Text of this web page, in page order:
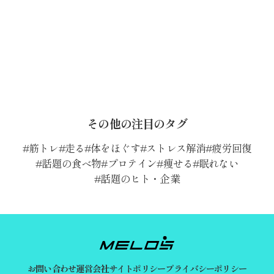
その他の注目のタグ
筋トレ 走る 体をほぐす ストレス解消 疲労回復
話題の食べ物 プロテイン 痩せる 眠れない
話題のヒト・企業
お問い合わせ運営会社サイトポリシープライバシーポリシー